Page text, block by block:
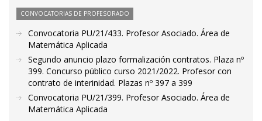
CONVOCATORIAS DE PROFESORADO
Convocatoria PU/21/433. Profesor Asociado. Área de
Matemática Aplicada
Segundo anuncio plazo formalización contratos. Plaza nº
399. Concurso público curso 2021/2022. Profesor con
contrato de interinidad. Plazas nº 397 a 399
Convocatoria PU/21/399. Profesor Asociado. Área de
Matemática Aplicada